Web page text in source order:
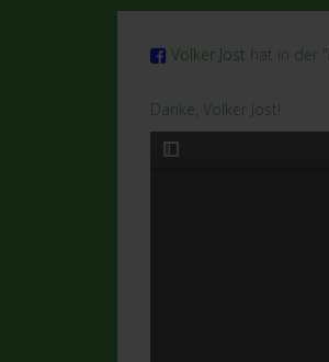
Volker Jost hat in der
Danke, Volker Jost!